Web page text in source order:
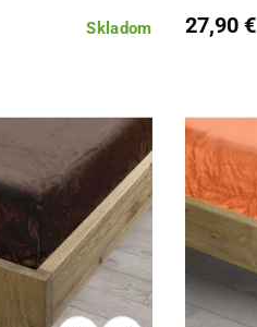
Skladom 27,90 €